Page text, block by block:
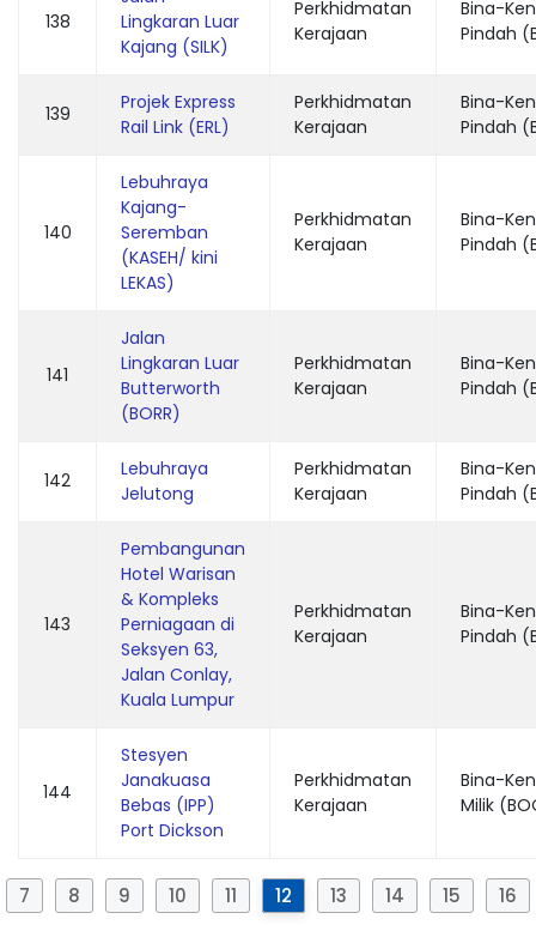
138
Lingkaran Luar
Kajang (SILK)
Perkhidmatan
Kerajaan
Bina-
Pindah
139
Projek Express
Rail Link (ERL)
Perkhidmatan
Kerajaan
Bina-
Pindah
140
Lebuhraya
Kajang-
Seremban
(KASEH/ kini
LEKAS)
Perkhidmatan
Kerajaan
Bina-
Pindah
141
Jalan
Lingkaran Luar
Butterworth
(BORR)
Perkhidmatan
Kerajaan
Bina-
Pindah
142
Lebuhraya
Jelutong
Perkhidmatan
Kerajaan
Bina-
Pindah
143
Pembangunan
Hotel Warisan
& Kompleks
Perniagaan di
Seksyen 63,
Jalan Conlay,
Kuala Lumpur
Perkhidmatan
Kerajaan
Bina-
Pindah
144
Stesyen
Janakuasa
Bebas (IPP)
Port Dickson
Perkhidmatan
Kerajaan
Bina-
Milik
7 8 9 10 11 12 13 14 15 16